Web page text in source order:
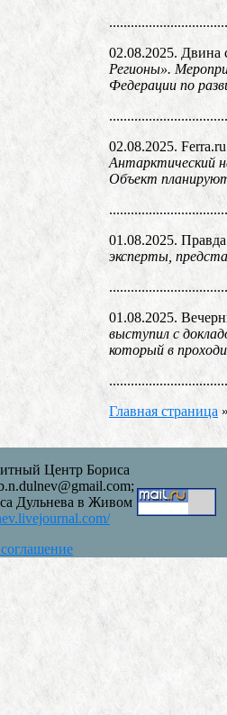
02.08.2025. Двина
Регионы».
Федерации по
02.08.2025.
Антарктический
Объект
01.08.2025.
эксперты,
01.08.2025.
выступил с
который в
Главная страница
Центр Бориса
Дульнева в Живом